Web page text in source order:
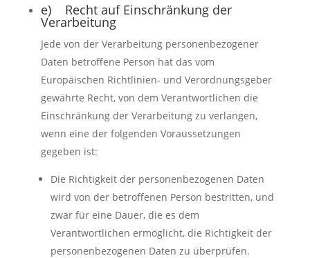
e) Recht auf Einschränkung der
Verarbeitung
Jede von der Verarbeitung personenbezogener
Daten betroffene Person hat das vom
Europäischen Richtlinien- und Verordnungsgeber
gewährte Recht, von dem Verantwortlichen die
Einschränkung der Verarbeitung zu verlangen,
wenn eine der folgenden Voraussetzungen
gegeben ist:
Die Richtigkeit der personenbezogenen Daten
wird von der betroffenen Person bestritten, und
zwar für eine Dauer, die es dem
Verantwortlichen ermöglicht, die Richtigkeit der
personenbezogenen Daten zu überprüfen.